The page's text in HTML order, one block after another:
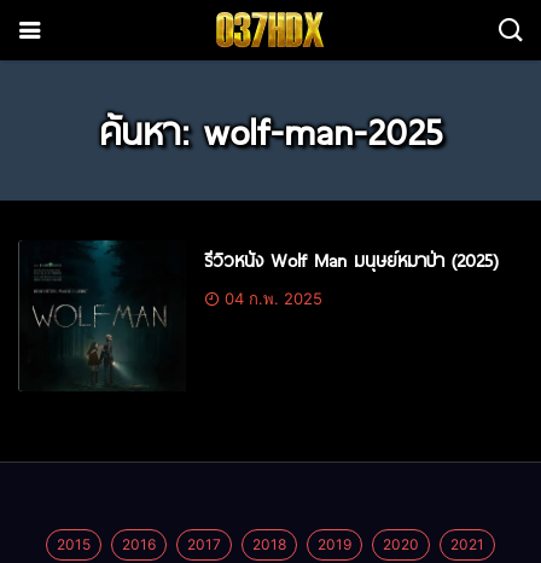
ค้นหา: wolf-man-2025
รีวิวหนัง Wolf Man มนุษย์หมาป่า (2025)
04 ก.พ. 2025
2015 2016 2017 2018 2019 2020 2021